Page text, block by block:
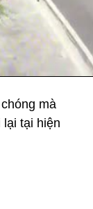
mà
lại tại hiện